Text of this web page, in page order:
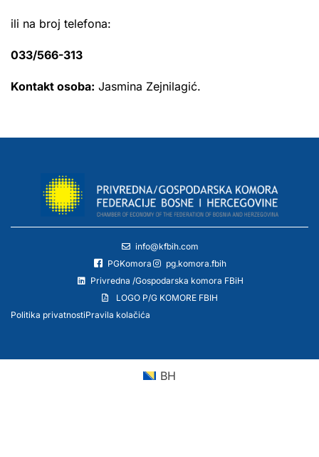
ili na broj telefona:
033/566-313
Kontakt osoba: Jasmina Zejnilagić.
info@kfbih.com
PGKomora
pg.komora.fbih
Privredna /Gospodarska komora FBiH
LOGO P/G KOMORE FBIH
Politika privatnostiPravila kolačića
BH